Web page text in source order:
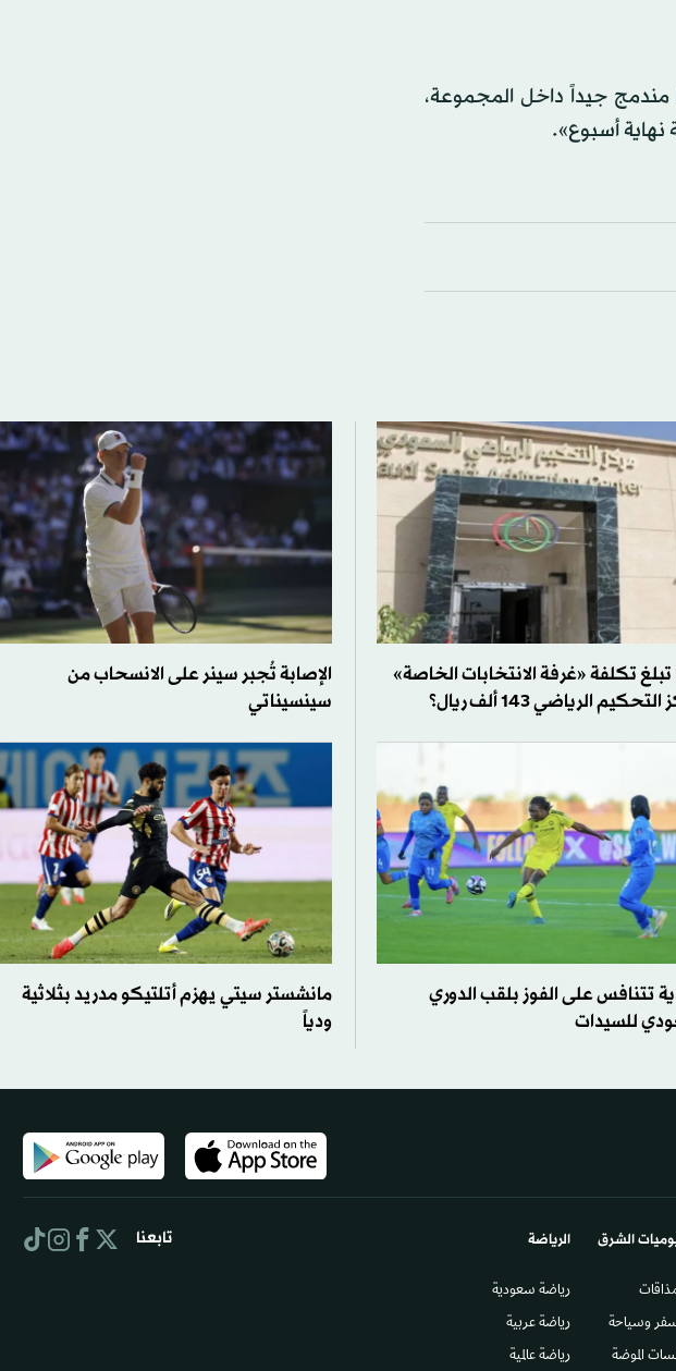
مندمج جيداً داخل المجموعة،
أسبوع».
تبلغ تكلفة «غرفة الانتخابات الخاصة»
الرياضي 143 ألف ريال؟
الإصابة تُجبر سينر على الانسحاب من
سينسيناتي
تتنافس على الفوز بلقب الدوري
للسيدات
مانشستر سيتي يهزم أتلتيكو مدريد بثلاثية
ودياً
الشرق​
وسياحة
الموضة
الرياضة
رياضة سعودية
رياضة عربية
رياضة عالمية
تابعنا